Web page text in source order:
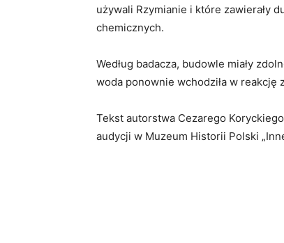
używali Rzymianie i które zawierały
chemicznych.
Według badacza, budowle miały
woda ponownie wchodziła w reakcję
Tekst autorstwa Cezarego
audycji w Muzeum Historii Polski